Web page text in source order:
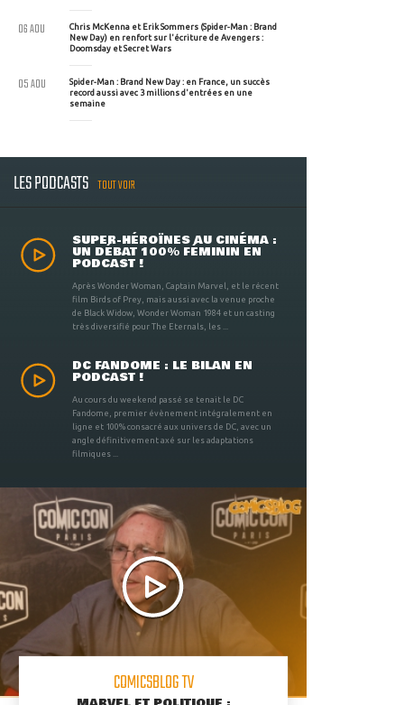
Chris McKenna et Erik Sommers (Spider-Man : Brand
New Day) en renfort sur l'écriture de Avengers :
Doomsday et Secret Wars
06 AOU
Spider-Man : Brand New Day : en France, un succès
record aussi avec 3 millions d'entrées en une
semaine
05 AOU
LES PODCASTS TOUT VOIR
SUPER-HÉROÏNES AU CINÉMA :
UN DÉBAT 100% FÉMININ EN
PODCAST !
Après Wonder Woman, Captain Marvel, et le récent
film Birds of Prey, mais aussi avec la venue proche
de Black Widow, Wonder Woman 1984 et un casting
très diversifié pour The Eternals, les ...
DC FANDOME : LE BILAN EN
PODCAST !
Au cours du weekend passé se tenait le DC
Fandome, premier évènement intégralement en
ligne et 100% consacré aux univers de DC, avec un
angle définitivement axé sur les adaptations
filmiques ...
COMICSBLOG TV